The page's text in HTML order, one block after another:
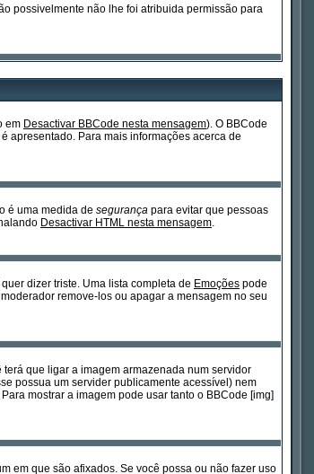
possivelmente não lhe foi atribuida permissão para
em Desactivar BBCode nesta mensagem). O BBCode
apresentado. Para mais informações acerca de
é uma medida de segurança para evitar que pessoas
Desactivar HTML nesta mensagem.
dizer triste. Uma lista completa de Emoções pode
remove-los ou apagar a mensagem no seu
que ligar a imagem armazenada num servidor
possua um servider publicamente acessível) nem
mostrar a imagem pode usar tanto o BBCode [img]
em que são afixados. Se você possa ou não fazer uso